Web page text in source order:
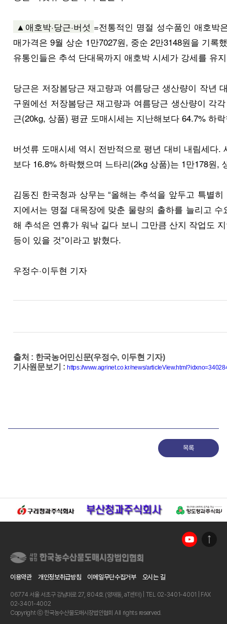
▲애호박·당근·버섯 =전통적인 명절 성수품인 애호박
매가격은 9월 상순 1만7027원, 중순 2만3148원을 기
유통인들은 추석 단대목까지 애호박 시세가 강세를 유
당근은 저장봄당근 재고량과 여름당근 생산량이 작년
구원에선 저장봄당근 재고량과 여름당근 생산량이 각
근(20kg, 상품) 평균 도매시세는 지난해보다 64.7% 하
버섯류 도매시세 역시 전반적으로 평년 대비 내림세다
보다 16.8% 하락했으며 느타리(2kg 상품)는 1만178원
김동진 한국청과 상무는 “올해는 추석을 앞두고 특별
지에서는 명절 대목장에 맞춘 물량의 출하를 늘리고
해 추석은 연휴가 워낙 길다 보니 그만큼 산지 작업도
등이 있을 것”이라고 밝혔다.
우정수·이두현 기자
출처 : 한국농어민신문(우정수, 이두현 기자)
기사원문보기 :https://www.agrinet.co.kr/news/
목록
이용약관 개인정보취급방침 이메일무단수집거부 오시는 길
06774 서울 서초구 강남대로 27, 804호 (양재동, aT센터) | TEL 02-3401-4001 | FAX
02-3401-4002
Copyright ⓒ 한국농수산물도매시장법인협회 All rights reserved.